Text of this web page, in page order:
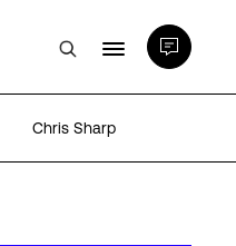
Chris Sharp